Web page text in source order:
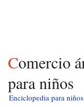
Comercio árabe de esclavos
para niños
Enciclopedia para niños